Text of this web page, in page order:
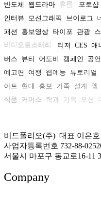
반도체 웹드라마 휴롬 포토샵
인터뷰
모션그래픽 브이로그
패션
홍보영상 타이포 관광
비디오로스터리
티저 CES 애
버스
뷰티 어도비 캠페인 공연
예고편
여행 웹예능 튜토리얼
아트
현대 홍보 가족 설계 앱
식품
커머스 학과 기록 모션
비드폴리오(주) 대표 이은호
사업자등록번호 732-88-
서울시 마포구 동교로16-11
Company